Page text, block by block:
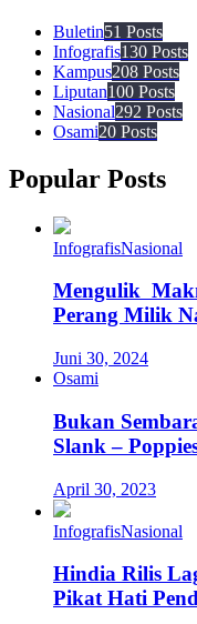
Buletin51 Posts
Infografis130 Posts
Kampus208 Posts
Liputan100 Posts
Nasional292 Posts
Osami20 Posts
Popular Posts
InfografisNasional
Mengulik
Perang Milik
Juni 30, 2024
Osami
Bukan
Slank –
April 30, 2023
InfografisNasional
Hindia Rilis
Pikat Hati